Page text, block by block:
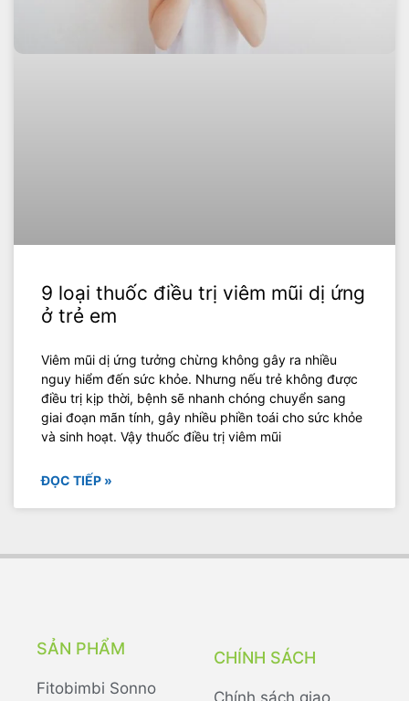
9 loại thuốc điều trị viêm mũi dị ứng
ở trẻ em
Viêm mũi dị ứng tưởng chừng không gây ra nhiều
nguy hiểm đến sức khỏe. Nhưng nếu trẻ không được
điều trị kịp thời, bệnh sẽ nhanh chóng chuyển sang
giai đoạn mãn tính, gây nhiều phiền toái cho sức khỏe
và sinh hoạt. Vậy thuốc điều trị viêm mũi
ĐỌC TIẾP »
SẢN PHẨM
Fitobimbi Sonno
CHÍNH SÁCH
Chính sách giao